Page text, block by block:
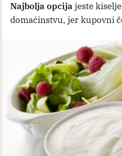
Najbolja opcija jeste
domaćinstvu, jer kupovni